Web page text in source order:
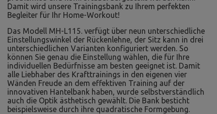
Damit wird unsere Trainingsbank zu Ihrem perfekten
Begleiter für Ihr Home-Workout!
Das Modell MH-L115. verfügt über neun unterschiedliche
Einstellungswinkel der Rückenlehne, der Sitz kann in drei
unterschiedlichen Varianten konfiguriert werden. So
können Sie genau die Einstellung wählen, die für Ihre
individuellen Bedürfnisse am besten geeignet ist. Damit
alle Liebhaber des Krafttrainings in den eigenen vier
Wänden Freude an dem effektiven Training auf der
innovativen Hantelbank haben, wurde selbstverständlich
auch die Optik ästhetisch gewählt. Die Bank besticht
beispielsweise durch ihre quadratische Formgebung.